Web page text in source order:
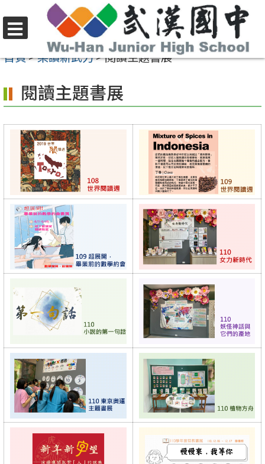
至
內
容
區
選
單
首頁>樂讀新武力>閱讀主題書展
閱讀主題書展